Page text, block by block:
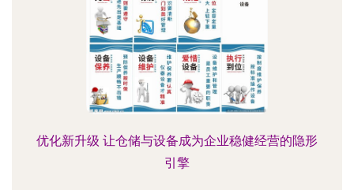
优化新升级 让仓储与设备成为企业稳健经营的隐形
引擎